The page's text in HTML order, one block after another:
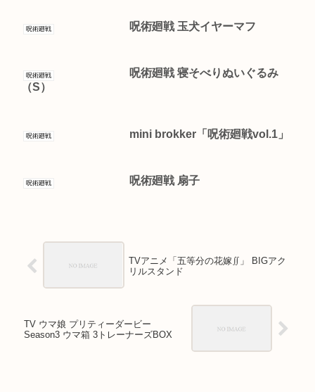
呪術廻戦 呪術廻戦 玉犬イヤーマフ
呪術廻戦
呪術廻戦 寝そべりぬいぐるみ
（S）
呪術廻戦 mini brokker「呪術廻戦vol.1」
呪術廻戦 呪術廻戦 扇子
TVアニメ「五等分の花嫁∬」 BIGアク
リルスタンド
TV ウマ娘 プリティーダービー
Season3 ウマ箱 3トレーナーズBOX